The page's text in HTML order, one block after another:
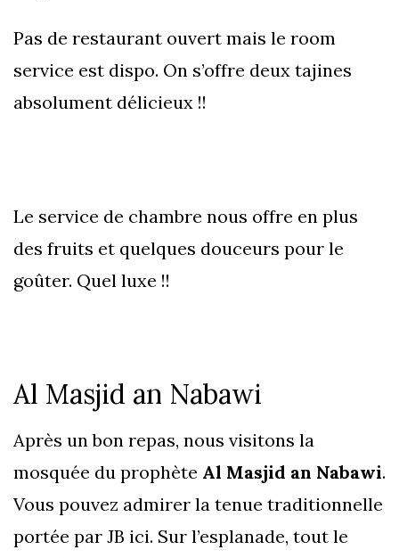
Pas de restaurant ouvert mais le room
service est dispo. On s’offre deux tajines
absolument délicieux !!
Le service de chambre nous offre en plus
des fruits et quelques douceurs pour le
goûter. Quel luxe !!
Al Masjid an Nabawi
Après un bon repas, nous visitons la
mosquée du prophète Al Masjid an Nabawi.
Vous pouvez admirer la tenue traditionnelle
portée par JB ici. Sur l’esplanade, tout le